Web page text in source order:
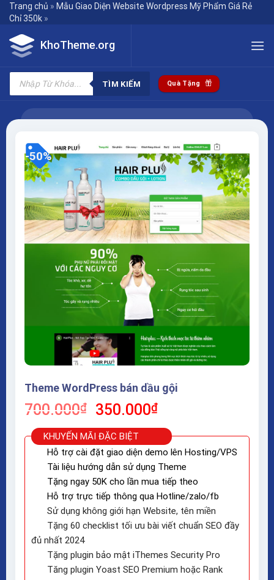
Skip
content
Trang chủ » Mẫu Giao Diện Website Wordpress Mỹ Phẩm Giá Rẻ
Chỉ 350k »
KhoTheme.org
Tìm
kiếm
phẩm
TÌM KIẾM Quà Tặng
-50%
Theme WordPress bán dầu gội
700.000₫
Giá
gốc
là:
700.000₫.
350.000₫Giá
hiện
tại
là:
350.000₫.
KHUYẾN MÃI ĐẶC BIỆT
Hỗ trợ cài đặt giao diện demo lên Hosting/VPS
Tài liệu hướng dẫn sử dụng Theme
Tặng ngay 50K cho lần mua tiếp theo
Hỗ trợ trực tiếp thông qua Hotline/zalo/fb
Sử dụng không giới hạn Website, tên miền
Tặng 60 checklist tối ưu bài viết chuẩn SEO đầy
đủ nhất 2024
Tặng plugin bảo mật iThemes Security Pro
Tăng plugin Yoast SEO Premium hoặc Rank